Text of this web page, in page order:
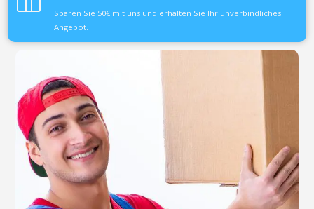
Sparen Sie 50€ mit uns und erhalten Sie Ihr unverbindliches
Angebot.